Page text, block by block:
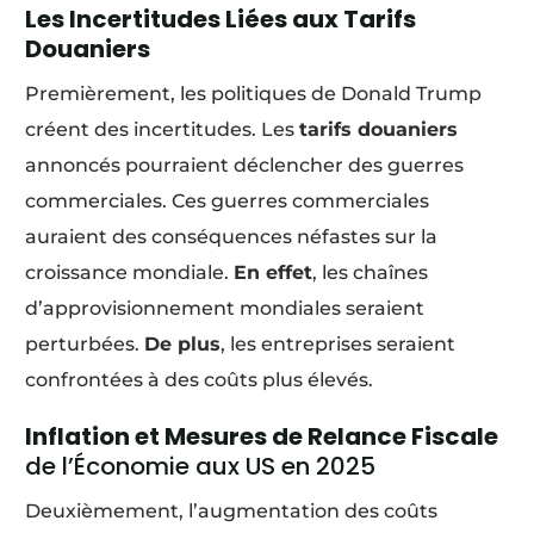
Les Incertitudes Liées aux Tarifs
Douaniers
Premièrement, les politiques de Donald Trump
créent des incertitudes. Lestarifs douaniers
annoncés pourraient déclencher des guerres
commerciales. Ces guerres commerciales
auraient des conséquences néfastes sur la
croissance mondiale. En effet, les chaînes
d’approvisionnement mondiales seraient
perturbées. De plus, les entreprises seraient
confrontées à des coûts plus élevés.
Inflation et Mesures de Relance Fiscale
de l’Économie aux US en 2025
Deuxièmement, l’augmentation des coûts